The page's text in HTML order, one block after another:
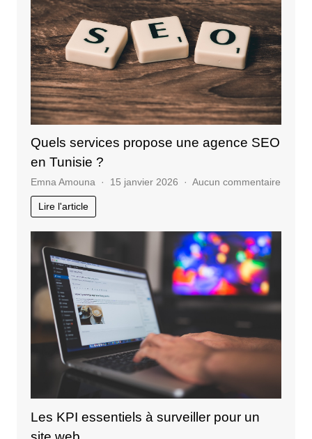
formation
stratégie
de
communication
?
Quels services propose une agence SEO
en Tunisie ?
Emna Amouna 15 janvier 2026 Aucun commentairesur
Tunisie
Lire l'article
Les KPI essentiels à surveiller pour un